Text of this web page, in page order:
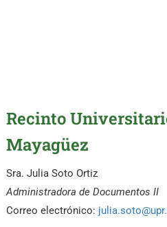
Recinto
Mayagüez
Sra. Julia Soto Ortiz
Administradora de Documentos II
Correo electrónico: